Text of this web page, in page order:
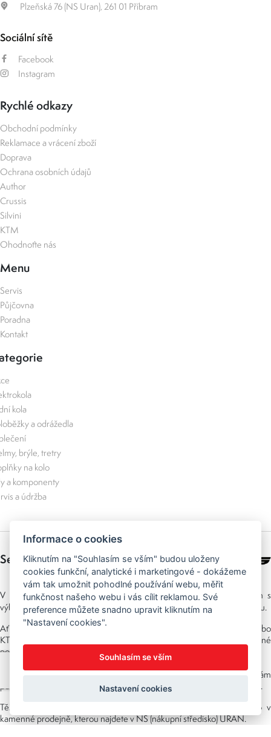
Plzeňská 76 (NS Uran), 261 01 Příbram
Sociální sítě
Facebook
Instagram
Rychlé odkazy
Obchodní podmínky
Reklamace a vrácení zboží
Doprava
Ochrana osobních údajů
Author
Crussis
Silvini
KTM
Ohodnoťte nás
Menu
Servis
Půjčovna
Poradna
Kontakt
kola
a odrážedla
brýle, tretry
na kolo
a komponenty
a údržba
Sedláček s.r.o.
V Sedláček Author Bike Centrujsme si dali za cíl pomáhat vám s
výběrem co nejlepší výbavy pro cyklistiku a postarat se o vás i po nákupu.
Ať už vybíráte jízdní kola Author, elektrokola značek Crussis, Author nebo
KTM, vždy se můžete spolehnout na individuální přístup a odborné
poradenství. Nabídku neustále rozšiřujeme a doplňujeme o novinky.
S výběrem kol, příslušenství ale třeba i oblečení značky Silvini vám
pomáhá náš tým, který cyklistikou žije. V oboru pracujeme už mnoho let.
Těšíme se na vaši návštěvu ať už online v našem e-shopu nebo v
kamenné prodejně, kterou najdete v NS (nákupní středisko) URAN.
Informace o cookies
Kliknutím na "Souhlasím se vším" budou uloženy
cookies funkční, analytické i marketingové - dokážeme
vám tak umožnit pohodlné používání webu, měřit
funkčnost našeho webu i vás cílit reklamou. Své
preference můžete snadno upravit kliknutím na
"Nastavení cookies".
Souhlasím se vším
Nastavení cookies